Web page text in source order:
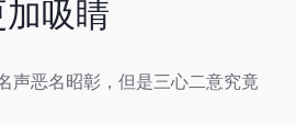
吸睛
声恶名昭彰，但是三心二意究竟